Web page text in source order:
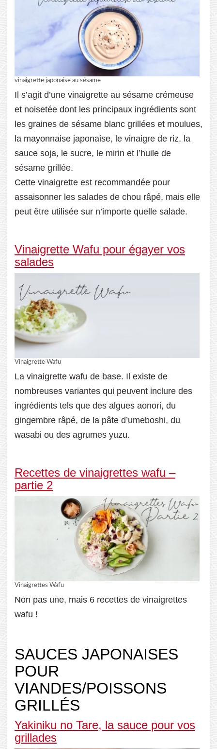
vinaigrette japonaise au sésame
Il s’agit d’une vinaigrette au sésame crémeuse
et noisetée dont les principaux ingrédients sont
les graines de sésame blanc grillées et moulues,
la mayonnaise japonaise, le vinaigre de riz, la
sauce soja, le sucre, le mirin et l’huile de
sésame grillée.
Cette vinaigrette est recommandée pour
assaisonner les salades de chou râpé, mais elle
peut être utilisée sur n’importe quelle salade.
Vinaigrette Wafu pour égayer vos
salades
Vinaigrette Wafu
La vinaigrette wafu de base. Il existe de
nombreuses variantes qui peuvent inclure des
ingrédients tels que des algues aonori, du
gingembre râpé, de la pâte d’umeboshi, du
wasabi ou des agrumes yuzu.
Recettes de vinaigrettes wafu –
partie 2
Vinaigrettes Wafu
Non pas une, mais 6 recettes de vinaigrettes
wafu !
SAUCES JAPONAISES
POUR
VIANDES/POISSONS
GRILLÉS
Yakiniku no Tare, la sauce pour vos
grillades